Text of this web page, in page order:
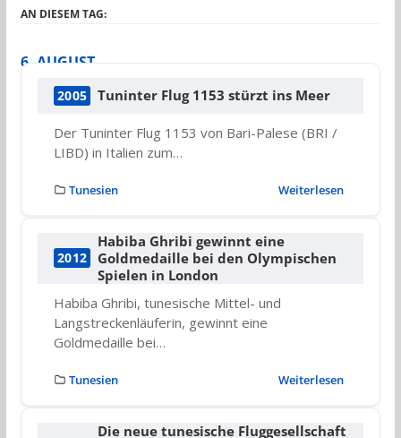
AN DIESEM TAG:
6. AUGUST
2005 Tuninter Flug 1153 stürzt ins Meer
Der Tuninter Flug 1153 von Bari-Palese (BRI /
LIBD) in Italien zum…
Tunesien Weiterlesen
2012
Habiba Ghribi gewinnt eine
Goldmedaille bei den Olympischen
Spielen in London
Habiba Ghribi, tunesische Mittel- und
Langstreckenläuferin, gewinnt eine
Goldmedaille bei…
Tunesien Weiterlesen
Die neue tunesische Fluggesellschaft